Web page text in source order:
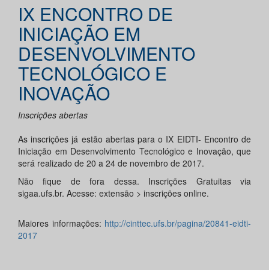
IX ENCONTRO DE
INICIAÇÃO EM
DESENVOLVIMENTO
TECNOLÓGICO E
INOVAÇÃO
Inscrições abertas
As inscrições já estão abertas para o IX EIDTI- Encontro de
Iniciação em Desenvolvimento Tecnológico e Inovação, que
será realizado de 20 a 24 de novembro de 2017.
Não fique de fora dessa. Inscrições Gratuitas via
sigaa.ufs.br. Acesse: extensão > inscrições online.
Maiores informações: http://cinttec.ufs.br/pagina/20841-eidti-
2017